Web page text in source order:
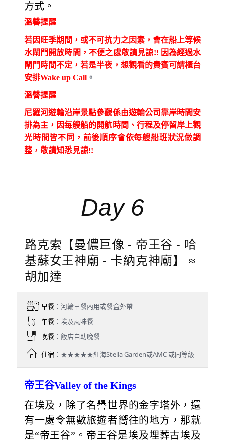
方式。
溫馨提醒
若因旺季期間，或不可抗力之因素，會在船上等候
水閘門開放時間，不便之處敬請見諒!! 因為經過水
閘門時間不定，若是半夜，想觀看的貴賓可請櫃台
安排Wake up Call。
溫韾提醒
尼羅河遊輪沿岸景點參觀係由遊輪公司靠岸時間安
排為主，因每艘船的開航時間、行程及停留岸上觀
光時間皆不同，前後順序會依每艘船班狀況做調
整，敬請知悉見諒!!
Day 6
路克索【曼儂巨像 - 帝王谷 - 哈
基蘇女王神廟 - 卡納克神廟】 ≈
胡加達
早餐：河輪早餐內用或餐盒外帶
午餐：埃及風味餐
晚餐：飯店自助晚餐
住宿：★★★★★紅海Stella Garden或AMC 或同等級
帝王谷Valley of the Kings
在埃及，除了名譽世界的金字塔外，還
有一處令無數旅遊者嚮往的地方，那就
是“帝王谷”。帝王谷是埃及埋葬古埃及